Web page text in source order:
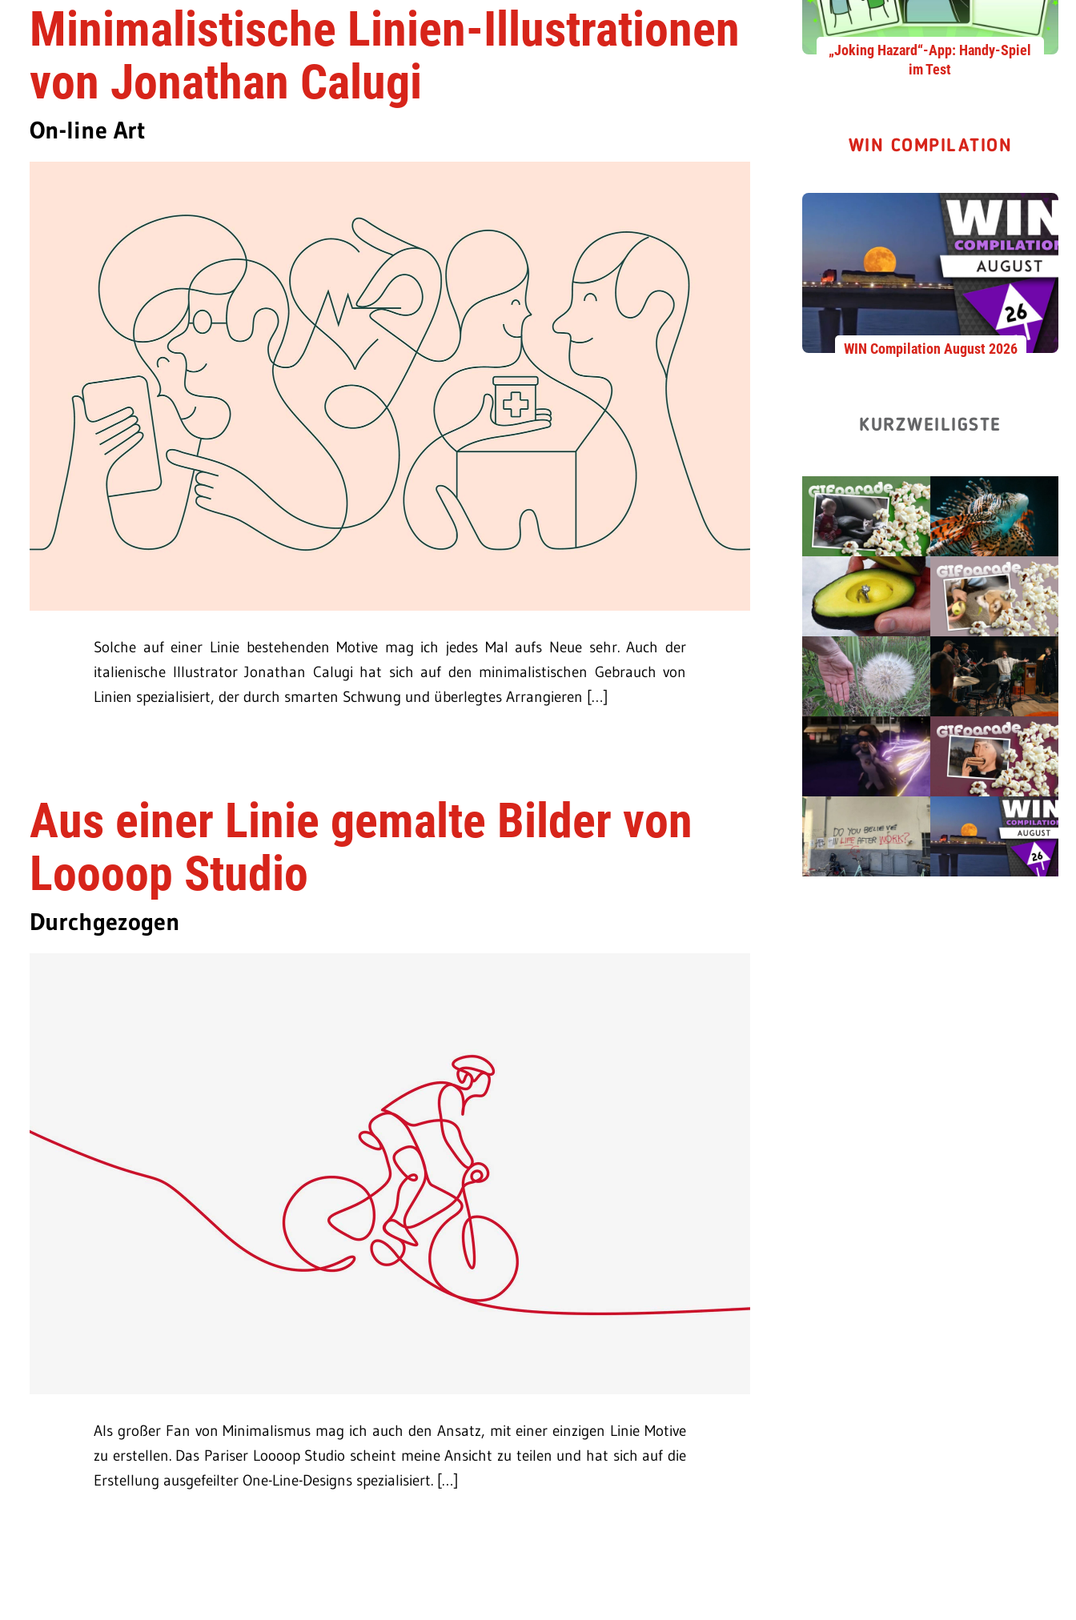
Minimalistische Linien-Illustrationen
von Jonathan Calugi
On-line Art
Solche auf einer Linie bestehenden Motive mag ich jedes Mal aufs Neue sehr. Auch der
italienische Illustrator Jonathan Calugi hat sich auf den minimalistischen Gebrauch von
Linien spezialisiert, der durch smarten Schwung und überlegtes Arrangieren […]
Aus einer Linie gemalte Bilder von
Loooop Studio
Durchgezogen
Als großer Fan von Minimalismus mag ich auch den Ansatz, mit einer einzigen Linie Motive
zu erstellen. Das Pariser Loooop Studio scheint meine Ansicht zu teilen und hat sich auf die
Erstellung ausgefeilter One-Line-Designs spezialisiert. […]
„Joking Hazard“-App: Handy-Spiel
im Test
WIN COMPILATION
WIN Compilation August 2026
KURZWEILIGSTE